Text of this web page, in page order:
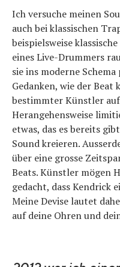
Ich versuche meinen
auch bei klassischen
beispielsweise
eines Live-Drummers
sie ins moderne
Gedanken, wie der
bestimmter Künstler
Herangehensweise
etwas, das es bereits
Sound kreieren.
über eine grosse
Beats. Künstler mögen
gedacht, dass Kendrick
Meine Devise lautet
auf deine Ohren und